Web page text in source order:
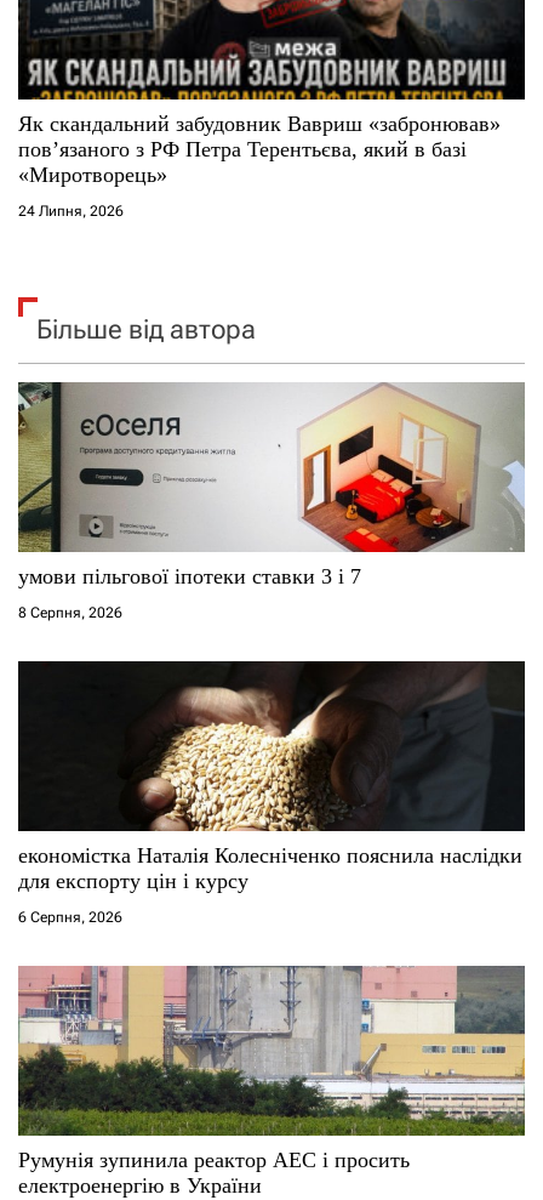
Як скандальний забудовник Вавриш «забронював»
повʼязаного з РФ Петра Терентьєва, який в базі
«Миротворець»
24 Липня, 2026
Більше від автора
умови пільгової іпотеки ставки 3 і 7
8 Серпня, 2026
економістка Наталія Колесніченко пояснила наслідки
для експорту цін і курсу
6 Серпня, 2026
Румунія зупинила реактор АЕС і просить
електроенергію в України